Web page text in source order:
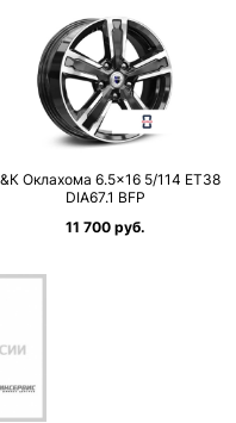
Оклахома 6.5×16 5/114 ET38
DIA67.1 BFP
11 700 руб.